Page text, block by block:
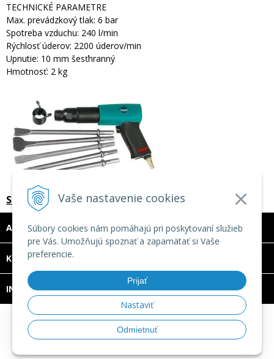
Vaše nastavenie cookies
Súbory cookies nám pomáhajú pri poskytovaní služieb
pre Vás. Umožňujú spoznať a zapamätať si Vaše
preferencie.
Prijať
Nastaviť
Odmietnuť
TECHNICKÉ PARAMETRE
Max. prevádzkový tlak: 6 bar
Spotreba vzduchu: 240 l/min
Rýchlosť úderov: 2200 úderov/min
Upnutie: 10 mm šesťhranný
Hmotnosť: 2 kg
Sekacie kladivo MHB PRO – sada, aircraft
ADRESA
KONTAKT
INFO
© 2026 TECHNOMAT SK •tvorba eshopu cez UNIobchod
webhostingspoločnostiWEBYGROUP
DOVOLENKA 3. - 7. augusta 2026
Predajňa bude ZATVORENÁ a vytvorené
objednávky začneme vybavovať 10.8.2026.
Ďakujeme za pochopenie.